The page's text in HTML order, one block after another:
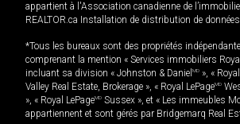
appartient à l'Association canadienne de
REALTOR.ca Installation de distribution de
*Tous les bureaux sont des propriétés
comprenant la mention « Services immobiliers
incluant sa division « Johnston & Daniel MD », «
Valley Real Estate, Brokerage », « Royal LePageMD
», « Royal LePageMD Sussex », et « Les immeubles
appartiennent et sont gérés par Bridgemarq Real